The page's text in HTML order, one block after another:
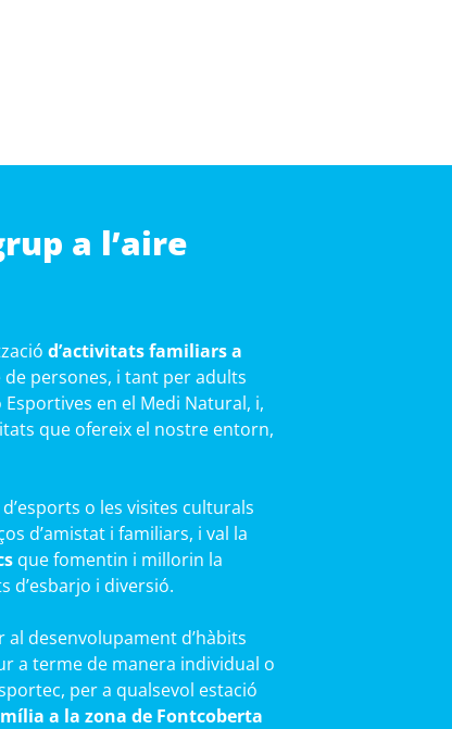
a l’aire
d’activitats familiars a
persones, i tant per adults
en el Medi Natural, i,
que ofereix el nostre entorn,
o les visites culturals
d’amistat i familiars, i val la
que fomentin i millorin la
d’esbarjo i diversió.
desenvolupament d’hàbits
a terme de manera individual o
per a qualsevol estació
a la zona de Fontcoberta